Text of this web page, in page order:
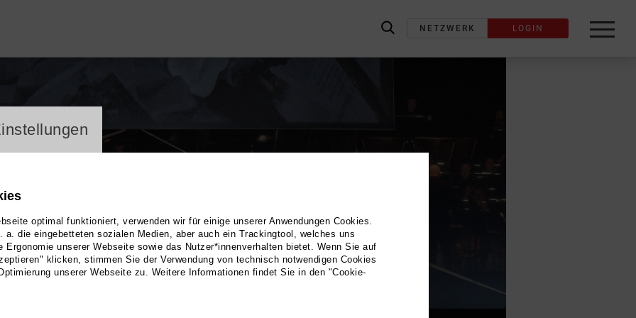
label_search
NETZWERK LOGIN
optimal funktioniert, verwenden wir für einige unserer Anwendungen Cookies.
a. die eingebetteten sozialen Medien, aber auch ein Trackingtool, welches uns
Ergonomie unserer Webseite sowie das Nutzer*innenverhalten bietet. Wenn Sie auf
klicken, stimmen Sie der Verwendung von technisch notwendigen Cookies
unserer Webseite zu. Weitere Informationen findet Sie in den "Cookie-